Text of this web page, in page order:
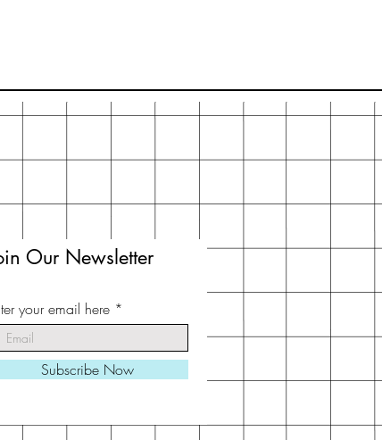
Our Newsletter
your email here
Subscribe Now